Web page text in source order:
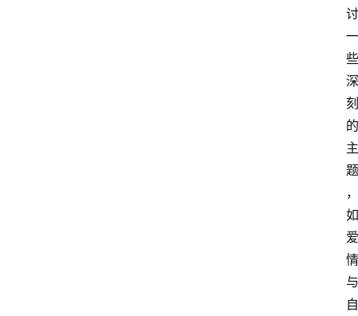
讨
一
些
深
刻
的
主
题
，
如
爱
情
与
自